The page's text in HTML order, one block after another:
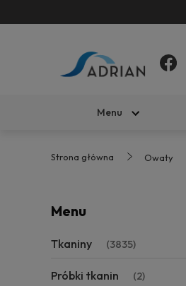
Menu
Strona główna Owaty
Menu
Tkaniny (3835)
Próbki tkanin (2)